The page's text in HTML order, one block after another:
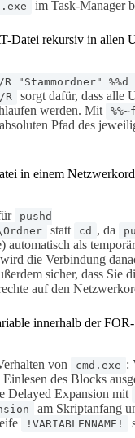
im Task-Manager
Datei rekursiv in allen
"Stammordner"
/R
sorgt dafür, dass alle
werden. Mit
Pfad des
in einem
pushd
statt cd , da
automatisch als
wird die Verbindung
sicher, dass Sie
auf den
innerhalb der
von
cmd.exe :
des Blocks
Delayed Expansion mit
am Skriptanfang
!VARIABLENNAME!